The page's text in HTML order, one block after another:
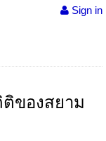
Sign in
ของสยาม